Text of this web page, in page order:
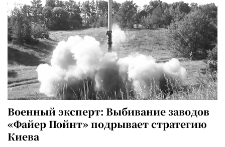
Военный эксперт: Выбивание заводов
«Файер Пойнт» подрывает стратегию
Киева